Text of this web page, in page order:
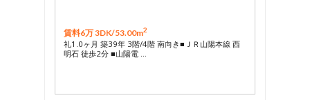
賃料6万 3DK/53.00m2
礼1.0ヶ月 築39年 3階/4階 南向き■ＪＲ山陽本線 西
明石 徒歩2分 ■山陽電 …